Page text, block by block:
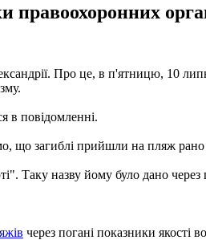
правоохоронних
Про це, в п'ятницю, 10
в повідомленні.
що загиблі прийшли на пляж рано
Таку назву йому було дано через
через погані показники якості